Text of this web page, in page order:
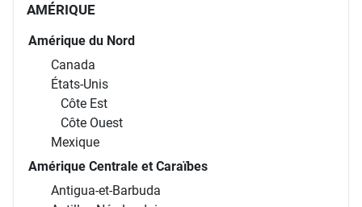
AMÉRIQUE
Amérique du Nord
Canada
États-Unis
Côte Est
Côte Ouest
Mexique
Amérique Centrale et Caraïbes
Antigua-et-Barbuda